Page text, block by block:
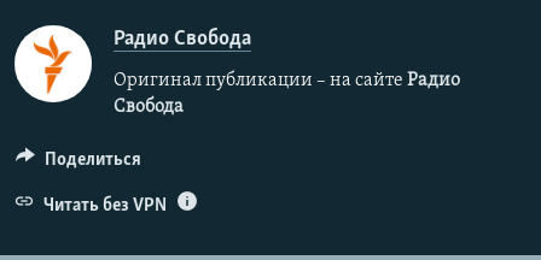
Радио Свобода
Оригинал публикации – на сайте Радио
Свобода
Поделиться
Читать без VPN